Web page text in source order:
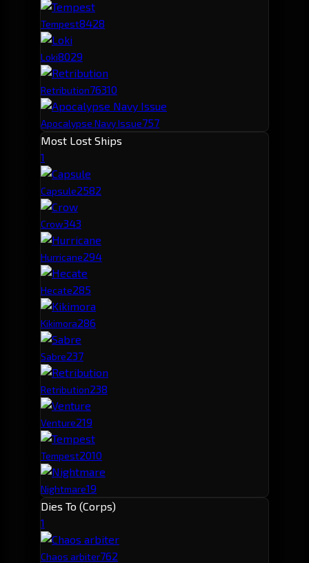
Tempest8428
Loki8029
Retribution76310
Apocalypse Navy Issue757
Most Lost Ships
1
Capsule2582
Crow343
Hurricane294
Hecate285
Kikimora286
Sabre237
Retribution238
Venture219
Tempest2010
Nightmare19
Dies To (Corps)
1
Chaos arbiter762